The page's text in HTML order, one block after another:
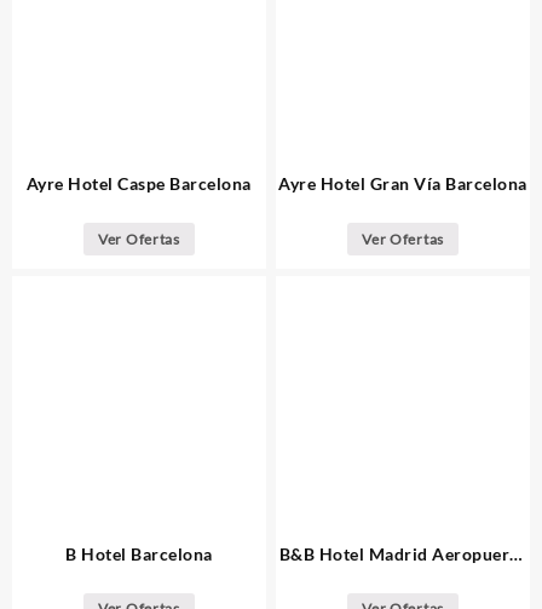
Ayre Hotel Caspe Barcelona
Ver Ofertas
Ayre Hotel Gran Vía Barcelona
Ver Ofertas
B Hotel Barcelona
B&B Hotel Madrid Aeropuerto